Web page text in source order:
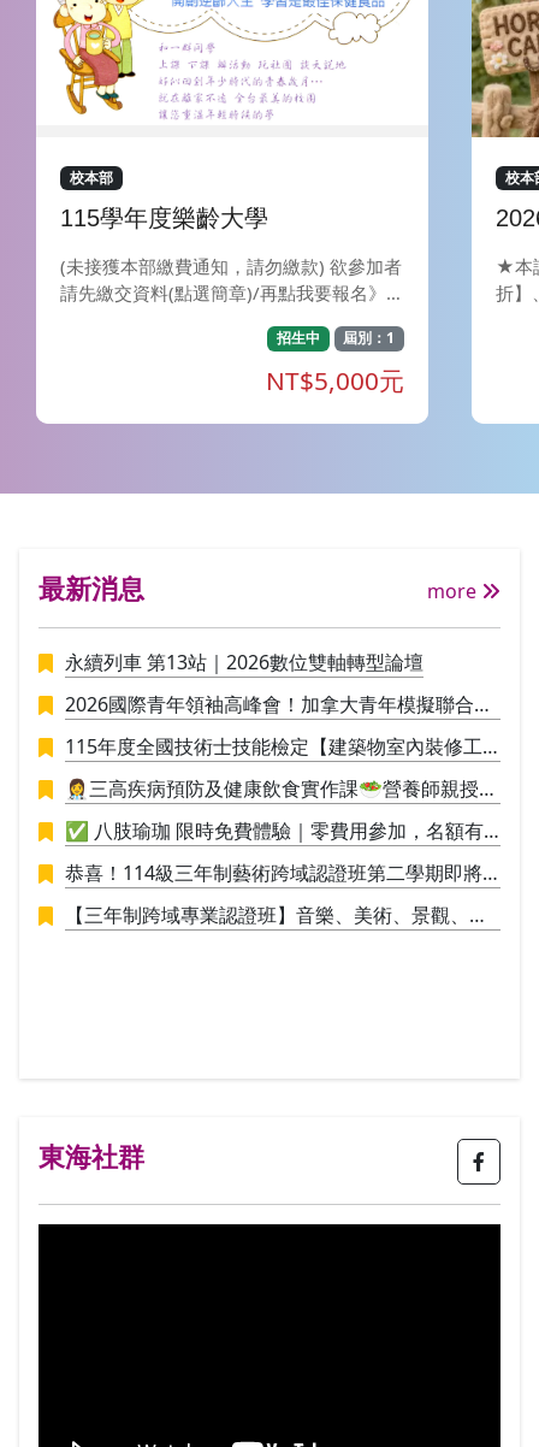
校本部
115學年度樂齡大學
(未接獲本部繳費通知，請勿繳款) 欲參加者
請先繳交資料(點選簡章)/再點我要報名》選
照片2張及身份證正反面影本一份）及健康
調查表，直接郵寄至407台中市西屯區東海
大學 1175號信箱推廣部收。或傳真04-235
91611或email至goe@thu.edu.tw。 ※簡
招生中 屆別：1
NT$5,000元
校本
8/
★本
折】
內上
任，
最新消息 more
永續列車 第13站｜2026數位雙軸轉型論壇
2026國際青年領袖高峰會！加拿大青年模擬聯合國
議事營🪄
115年度全國技術士技能檢定【建築物室內裝修工
程管理】招生中
👩‍⚕️三高疾病預防及健康飲食實作課🥗營養師親授料
理實作，讓你直接應用於生活
✅ 八肢瑜珈 限時免費體驗｜零費用參加，名額有
限，敬請把握！✅
恭喜！114級三年制藝術跨域認證班第二學期即將
於115/1/9結業，並進行學員學期成果展策展。
【三年制跨域專業認證班】音樂、美術、景觀、工
東海社群